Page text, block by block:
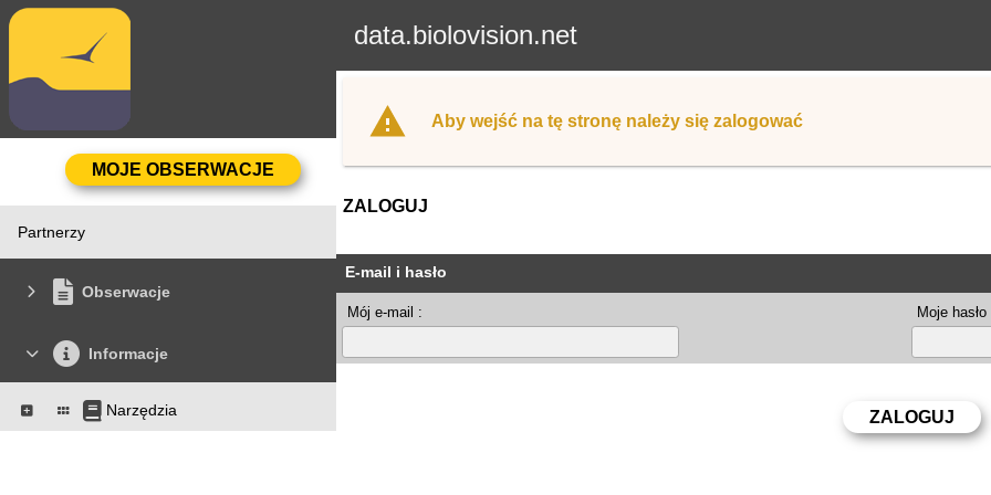
data.biolovision.net
Partnerzy
Obserwacje
Informacje
Narzędzia
Aby wejść na tę stronę należy się zalogować
ZALOGUJ
E-mail i hasło
Mój e-mail : Moje hasło